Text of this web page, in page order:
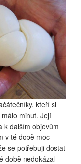
kteří si
minut. Její
k dalším objevům
v té době moc
se potřebuji dostat
době nedokázal